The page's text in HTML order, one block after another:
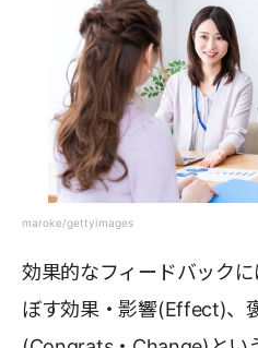
maroke/gettyimages
効果的なフィードバック
ぼす効果・影響(Effect)、